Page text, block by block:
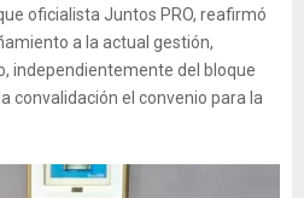
oficialista Juntos PRO, reafirmó
a la actual gestión,
independientemente del bloque
convalidación el convenio para la